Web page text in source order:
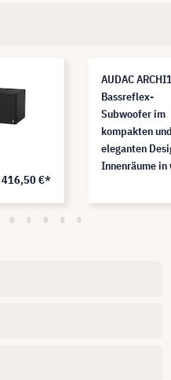
416,50 €*
AUDAC
Bassreflex-
Subwoofer im
kompakten
eleganten
Innenräume